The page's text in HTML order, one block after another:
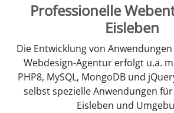
Professionelle
Eisleben
Die Entwicklung von
Webdesign-Agentur erfolgt u.a.
PHP8, MySQL, MongoDB und
selbst spezielle Anwendungen
Eisleben und